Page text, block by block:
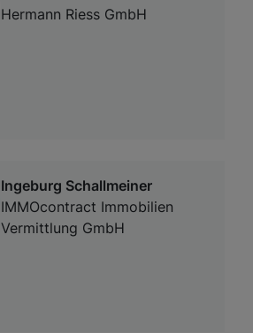
Hermann Riess GmbH
Ingeburg Schallmeiner
IMMOcontract Immobilien
Vermittlung GmbH